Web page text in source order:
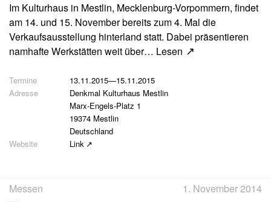
Im Kulturhaus in Mestlin, Mecklenburg-Vorpommern, findet
am 14. und 15. November bereits zum 4. Mal die
Verkaufsausstellung hinterland statt. Dabei präsentieren
namhafte Werkstätten weit über… Lesen
13.11.2015—15.11.2015
Denkmal Kulturhaus Mestlin
Marx-Engels-Platz 1
19374 Mestlin
Deutschland
Link
Messen 1. November 2014